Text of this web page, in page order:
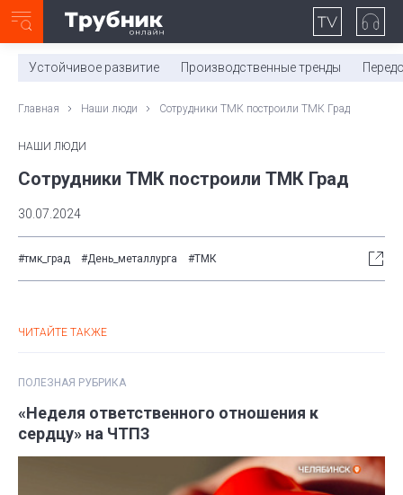
0:00/ 11:03
Устойчивое развитие Производственные тренды
Главная Наши люди Сотрудники ТМК построили ТМК Град
НАШИ ЛЮДИ
Сотрудники ТМК построили ТМК Град
30.07.2024
#тмк_град #День_металлурга #ТМК
ЧИТАЙТЕ ТАКЖЕ
ПОЛЕЗНАЯ РУБРИКА
«Неделя ответственного отношения к
сердцу» на ЧТПЗ